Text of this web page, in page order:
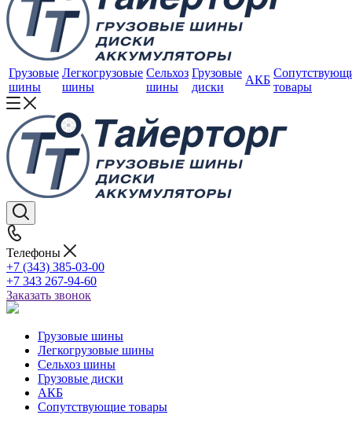
Грузовые
шины
Легкогрузовые
шины
Сельхоз
шины
Грузовые
диски
АКБ
товары
Телефоны
+7 (343) 385-03-00
+7 343 267-94-60
Заказать звонок
Грузовые шины
Легкогрузовые шины
Сельхоз шины
Грузовые диски
АКБ
Сопутствующие товары